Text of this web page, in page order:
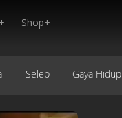
Shop+
Seleb Gaya Hidup